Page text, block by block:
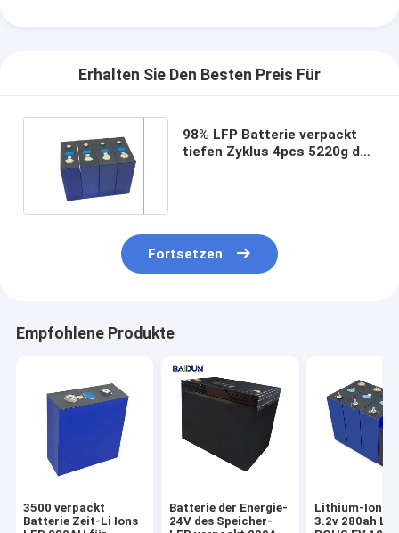
Erhalten Sie Den Besten Preis Für
98% LFP Batterie verpackt
tiefen Zyklus 4pcs 5220g der
Fortsetzen
Empfohlene Produkte
3500 verpackt
Batterie Zeit-Li Ions
Batterie der Energie-
24V des Speicher-
Lithium-Ion
3.2v 280ah